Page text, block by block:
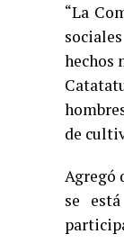
“La
hechos
de
Agregó
se